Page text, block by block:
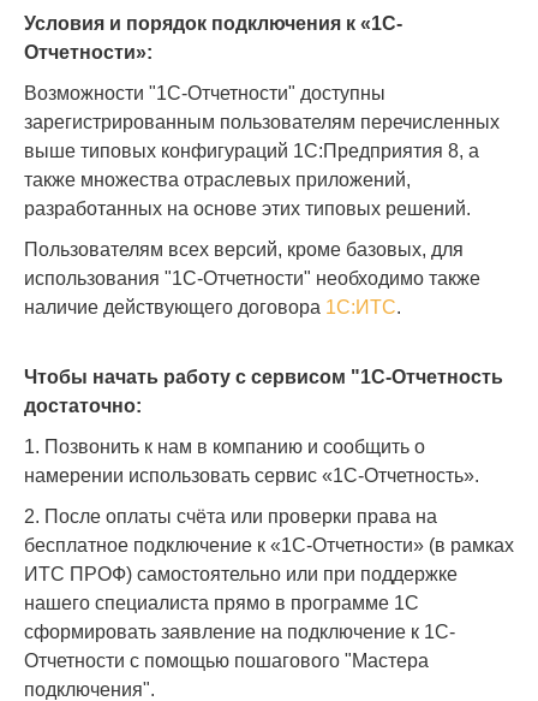
Условия и порядок подключения к «1С-
Отчетности»:
Возможности "1С-Отчетности" доступны
зарегистрированным пользователям перечисленных
выше типовых конфигураций 1С:Предприятия 8, а
также множества отраслевых приложений,
разработанных на основе этих типовых решений.
Пользователям всех версий, кроме базовых, для
использования "1С-Отчетности" необходимо также
наличие действующего договора 1С:ИТС.
Чтобы начать работу с сервисом "1С-Отчетность
достаточно:
1. Позвонить к нам в компанию и сообщить о
намерении использовать сервис «1С-Отчетность».
2. После оплаты счёта или проверки права на
бесплатное подключение к «1С-Отчетности» (в рамках
ИТС ПРОФ) самостоятельно или при поддержке
нашего специалиста прямо в программе 1С
сформировать заявление на подключение к 1С-
Отчетности с помощью пошагового "Мастера
подключения".